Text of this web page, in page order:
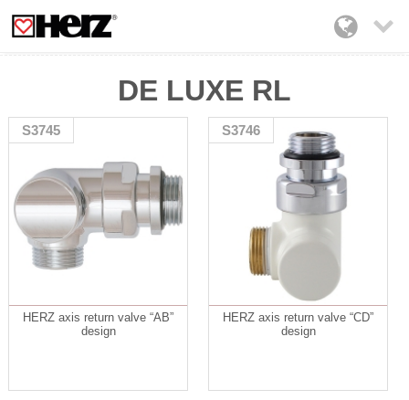

DE LUXE RL
S3745
HERZ axis return valve “AB”
design
S3746
HERZ axis return valve “CD”
design